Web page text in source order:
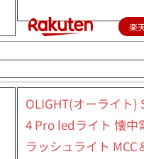
楽
OLIGHT(オーライト)
4 Pro ledライト 懐中
ラッシュライト MCC